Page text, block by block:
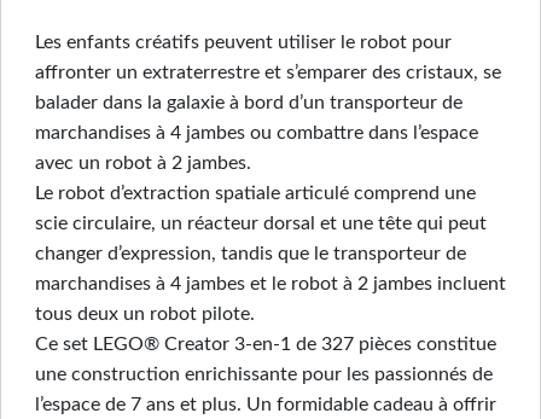
Les enfants créatifs peuvent utiliser le robot pour
affronter un extraterrestre et s’emparer des cristaux, se
balader dans la galaxie à bord d’un transporteur de
marchandises à 4 jambes ou combattre dans l’espace
avec un robot à 2 jambes.
Le robot d’extraction spatiale articulé comprend une
scie circulaire, un réacteur dorsal et une tête qui peut
changer d’expression, tandis que le transporteur de
marchandises à 4 jambes et le robot à 2 jambes incluent
tous deux un robot pilote.
Ce set LEGO® Creator 3-en-1 de 327 pièces constitue
une construction enrichissante pour les passionnés de
l’espace de 7 ans et plus. Un formidable cadeau à offrir